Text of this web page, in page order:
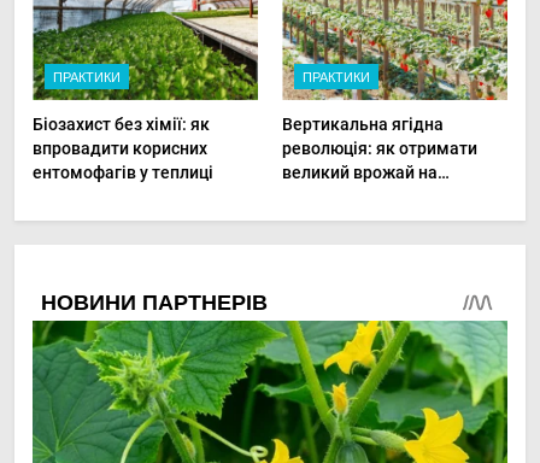
ПРАКТИКИ
Біозахист без хімії: як
впровадити корисних
ентомофагів у теплиці
ПРАКТИКИ
Вертикальна ягідна
революція: як отримати
великий врожай на